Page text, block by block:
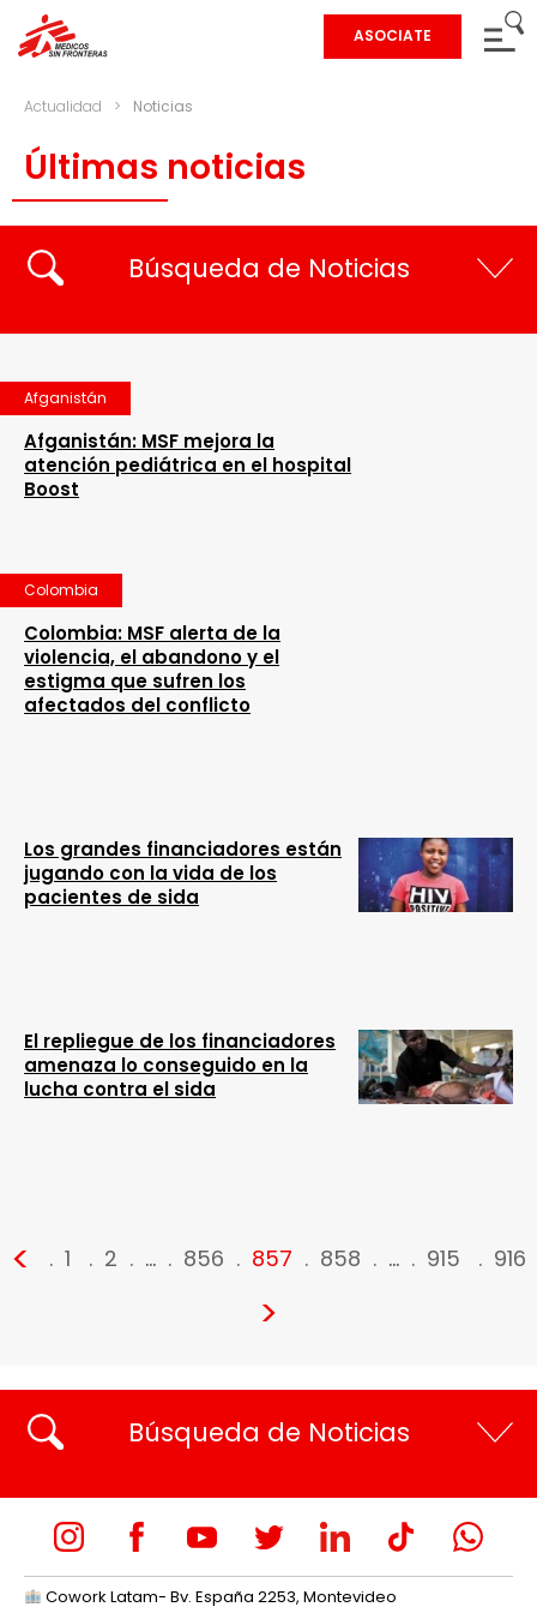
ASOCIATE
Actualidad > Noticias
Últimas noticias
Búsqueda de Noticias
Afganistán
Afganistán: MSF mejora la
atención pediátrica en el hospital
Boost
Colombia
Colombia: MSF alerta de la
violencia, el abandono y el
estigma que sufren los
afectados del conflicto
Los grandes financiadores están
jugando con la vida de los
pacientes de sida
El repliegue de los financiadores
amenaza lo conseguido en la
lucha contra el sida
< 1 2 … 856 857 858 … 915 916
>
Búsqueda de Noticias
Cowork Latam- Bv. España 2253, Montevideo